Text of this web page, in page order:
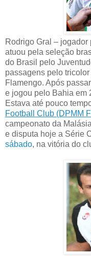
Rodrigo Gral –
atuou pela seleção
do Brasil pelo
passagens pelo
Flamengo. Após
e jogou pelo Bahia em
Estava até pouco
Football Club (DPMM
campeonato da
e disputa hoje a Série
sábado, na vitória do